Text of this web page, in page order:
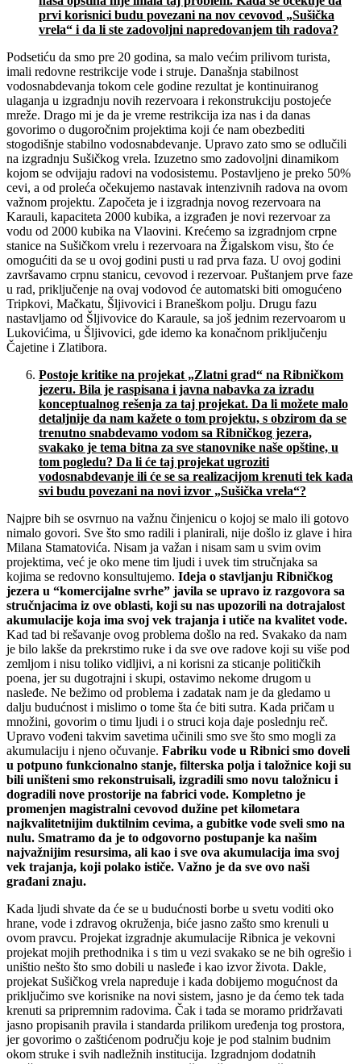
prvi korisnici budu povezani na nov cevovod „Sušička
vrela“ i da li ste zadovoljni napredovanjem tih radova?
Podsetiću da smo pre 20 godina, sa malo većim prilivom turista,
imali redovne restrikcije vode i struje. Današnja stabilnost
vodosnabdevanja tokom cele godine rezultat je kontinuiranog
ulaganja u izgradnju novih rezervoara i rekonstrukciju postojeće
mreže. Drago mi je da je vreme restrikcija iza nas i da danas
govorimo o dugoročnim projektima koji će nam obezbediti
stogodišnje stabilno vodosnabdevanje. Upravo zato smo se odlučili
na izgradnju Sušičkog vrela. Izuzetno smo zadovoljni dinamikom
kojom se odvijaju radovi na vodosistemu. Postavljeno je preko 50%
cevi, a od proleća očekujemo nastavak intenzivnih radova na ovom
važnom projektu. Započeta je i izgradnja novog rezervoara na
Karauli, kapaciteta 2000 kubika, a izgrađen je novi rezervoar za
vodu od 2000 kubika na Vlaovini. Krećemo sa izgradnjom crpne
stanice na Sušičkom vrelu i rezervoara na Žigalskom visu, što će
omogućiti da se u ovoj godini pusti u rad prva faza. U ovoj godini
završavamo crpnu stanicu, cevovod i rezervoar. Puštanjem prve faze
u rad, priključenje na ovaj vodovod će automatski biti omogućeno
Tripkovi, Mačkatu, Šljivovici i Braneškom polju. Drugu fazu
nastavljamo od Šljivovice do Karaule, sa još jednim rezervoarom u
Lukovićima, u Šljivovici, gde idemo ka konačnom priključenju
Čajetine i Zlatibora.
Postoje kritike na projekat „Zlatni grad“ na Ribničkom
jezeru. Bila je raspisana i javna nabavka za izradu
konceptualnog rešenja za taj projekat. Da li možete malo
detaljnije da nam kažete o tom projektu, s obzirom da se
trenutno snabdevamo vodom sa Ribničkog jezera,
svakako je tema bitna za sve stanovnike naše opštine, u
tom pogledu? Da li će taj projekat ugroziti
vodosnabdevanje ili će se sa realizacijom krenuti tek kada
svi budu povezani na novi izvor „Sušička vrela“?
Najpre bih se osvrnuo na važnu činjenicu o kojoj se malo ili gotovo
nimalo govori. Sve što smo radili i planirali, nije došlo iz glave i hira
Milana Stamatovića. Nisam ja važan i nisam sam u svim ovim
projektima, već je oko mene tim ljudi i uvek tim stručnjaka sa
kojima se redovno konsultujemo. Ideja o stavljanju Ribničkog
jezera u “komercijalne svrhe” javila se upravo iz razgovora sa
stručnjacima iz ove oblasti, koji su nas upozorili na dotrajalost
akumulacije koja ima svoj vek trajanja i utiče na kvalitet vode.
Kad tad bi rešavanje ovog problema došlo na red. Svakako da nam
je bilo lakše da prekrstimo ruke i da sve ove radove koji su više pod
zemljom i nisu toliko vidljivi, a ni korisni za sticanje političkih
poena, jer su dugotrajni i skupi, ostavimo nekome drugom u
nasleđe. Ne bežimo od problema i zadatak nam je da gledamo u
dalju budućnost i mislimo o tome šta će biti sutra. Kada pričam u
množini, govorim o timu ljudi i o struci koja daje poslednju reč.
Upravo vođeni takvim savetima učinili smo sve što smo mogli za
akumulaciju i njeno očuvanje. Fabriku vode u Ribnici smo doveli
u potpuno funkcionalno stanje, filterska polja i taložnice koji su
bili uništeni smo rekonstruisali, izgradili smo novu taložnicu i
dogradili nove prostorije na fabrici vode. Kompletno je
promenjen magistralni cevovod dužine pet kilometara
najkvalitetnijim duktilnim cevima, a gubitke vode sveli smo na
nulu. Smatramo da je to odgovorno postupanje ka našim
najvažnijim resursima, ali kao i sve ova akumulacija ima svoj
vek trajanja, koji polako ističe. Važno je da sve ovo naši
građani znaju.
Kada ljudi shvate da će se u budućnosti borbe u svetu voditi oko
hrane, vode i zdravog okruženja, biće jasno zašto smo krenuli u
ovom pravcu. Projekat izgradnje akumulacije Ribnica je vekovni
projekat mojih prethodnika i s tim u vezi svakako se ne bih ogrešio i
uništio nešto što smo dobili u nasleđe i kao izvor života. Dakle,
projekat Sušičkog vrela napreduje i kada dobijemo mogućnost da
priključimo sve korisnike na novi sistem, jasno je da ćemo tek tada
krenuti sa pripremnim radovima. Čak i tada se moramo pridržavati
jasno propisanih pravila i standarda prilikom uređenja tog prostora,
jer govorimo o zaštićenom području koje je pod stalnim budnim
okom struke i svih nadležnih institucija. Izgradnjom dodatnih